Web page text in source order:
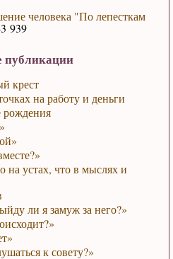
человека "По лепесткам
939
крест
на работу и деньги
рождения
на устах, что в мыслях и
ли я замуж за него?»
к совету?»